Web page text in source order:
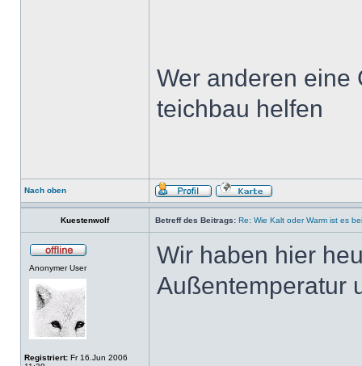
Wer anderen eine
teichbau helfen
Nach oben
Kuestenwolf Betreff des Beitrags: Re: Wie Kalt oder Warm ist es
Anonymer User
Registriert: Fr 16.Jun 2006
Wir haben hier
Außentemperatur